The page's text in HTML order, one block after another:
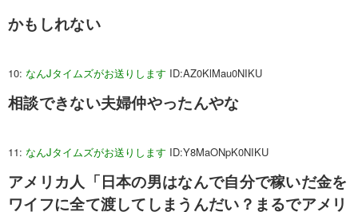
かもしれない
10: なんJタイムズがお送りします ID:AZ0KlMau0NIKU
相談できない夫婦仲やったんやな
11: なんJタイムズがお送りします ID:Y8MaONpK0NIKU
アメリカ人「日本の男はなんで自分で稼いだ金を
ワイフに全て渡してしまうんだい？まるでアメリ